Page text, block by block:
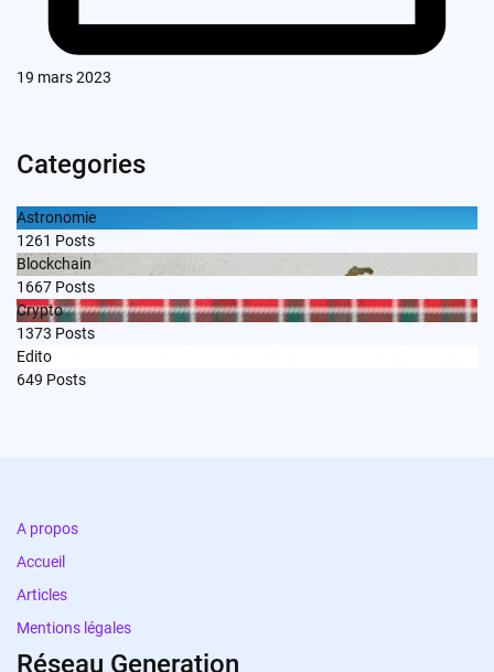
19 mars 2023
Categories
Astronomie
1261 Posts
Blockchain
1667 Posts
Crypto
1373 Posts
Edito
649 Posts
A propos
Accueil
Articles
Mentions légales
Réseau Generation